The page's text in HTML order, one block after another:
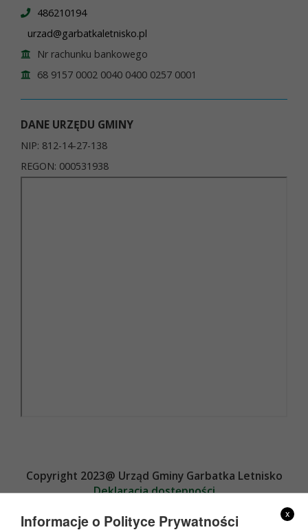
486210194
urzad@garbatkaletnisko.pl
Nr rachunku bankowego
68 9157 0002 0040 0400 0257 0001
DANE URZĘDU GMINY
NIP: 812-14-27-138
REGON: 000531938
Copyright 2023@ Urząd Gminy Garbatka Letnisko
Deklaracja dostępności
x
Informacje o Polityce Prywatności